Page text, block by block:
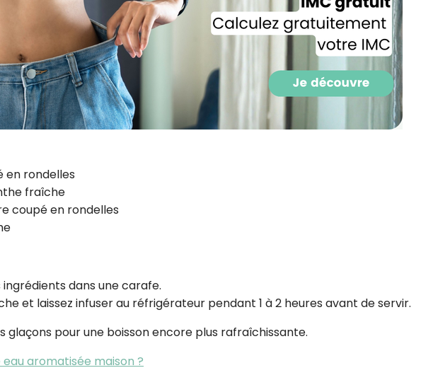
en rondelles
fraîche
coupé en rondelles
ingrédients dans une carafe.
et laissez infuser au réfrigérateur pendant 1 à 2 heures avant de servir.
glaçons pour une boisson encore plus rafraîchissante.
aromatisée maison ?
voir notrepolitique de
Je reçois mon cadeau !
Votre adresse email sera utilisée par Digital Prisma
envoyer votre newsletter contenant des offres
personnalisées. Vous pourrez vous désinscrire en
désabonnement intégré dans la newsletter. Pour en
exercer vos droits, prenez connaissance de notre
Confidentialité